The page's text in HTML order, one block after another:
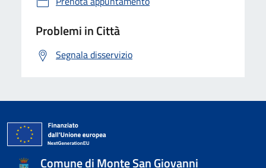
Problemi in Città
Segnala disservizio
Comune di Monte San Giovanni